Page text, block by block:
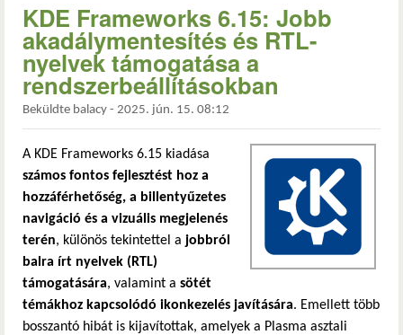
KDE Frameworks 6.15: Jobb
akadálymentesítés és RTL-
nyelvek támogatása a
rendszerbeállításokban
Beküldte balacy - 2025. jún. 15. 08:12
A KDE Frameworks 6.15 kiadása
számos fontos fejlesztést hoz a
hozzáférhetőség, a billentyűzetes
navigáció és a vizuális megjelenés
terén, különös tekintettel a jobbról
balra írt nyelvek (RTL)
támogatására, valamint a sötét
témákhoz kapcsolódó ikonkezelés javítására. Emellett több
bosszantó hibát is kijavítottak, amelyek a Plasma asztali